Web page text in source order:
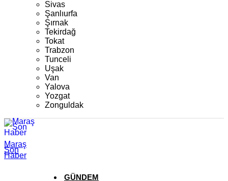
Sivas
Şanlıurfa
Şırnak
Tekirdağ
Tokat
Trabzon
Tunceli
Uşak
Van
Yalova
Yozgat
Zonguldak
Maraş
Son
Haber
GÜNDEM